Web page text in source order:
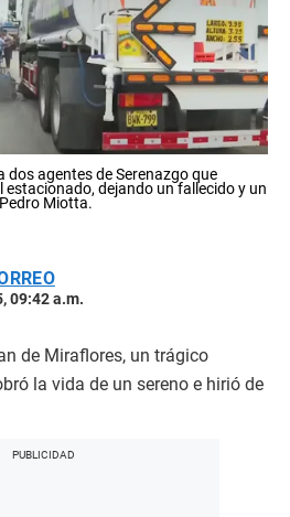
dos agentes de Serenazgo que
estacionado, dejando un fallecido y un
Miotta.
09:42 a.m.
de Miraflores, un trágico
la vida de un sereno e hirió de